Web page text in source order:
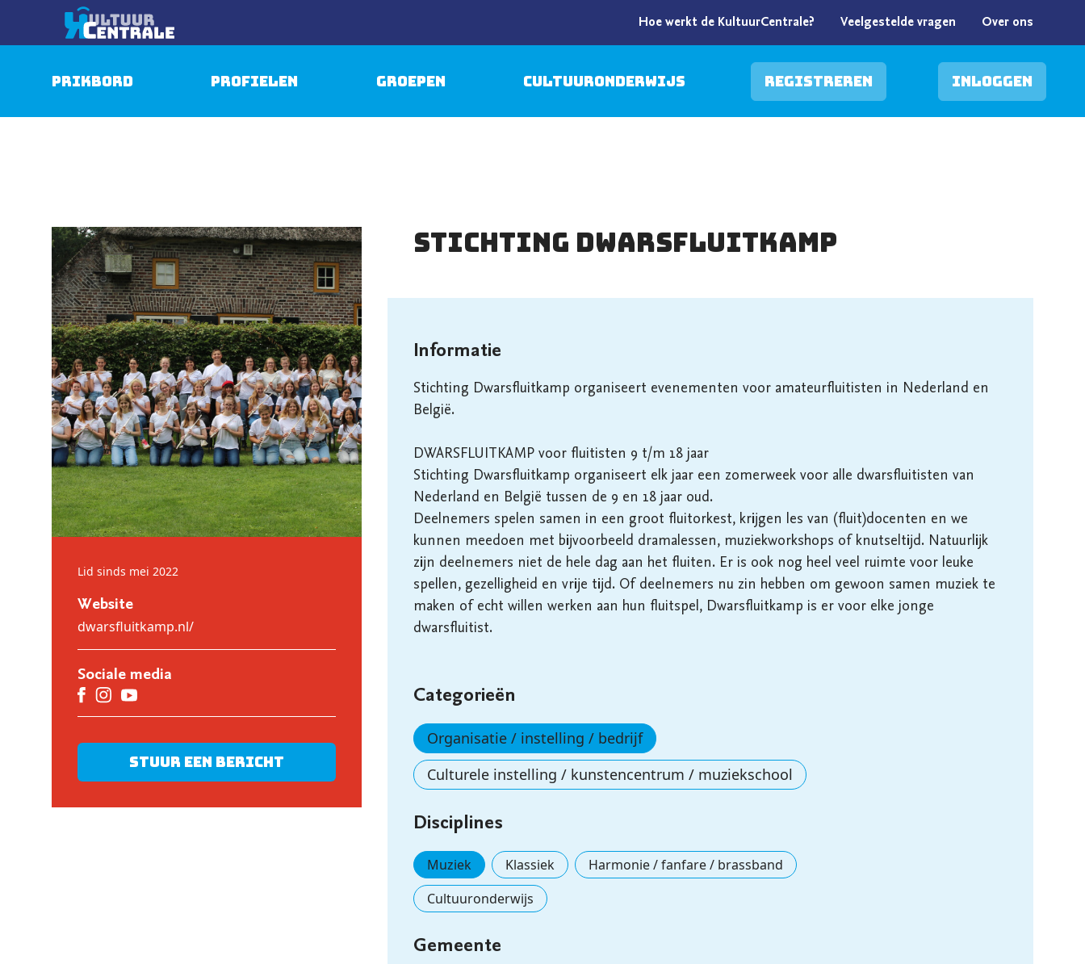
Hoe werkt de KultuurCentrale? Veelgestelde vragen Over ons
Prikbord Profielen Groepen Cultuuronderwijs Registreren Inloggen
Lid sinds mei 2022
Website
dwarsfluitkamp.nl/
Sociale media
Stuur een bericht
Stichting Dwarsfluitkamp
Informatie
Stichting Dwarsfluitkamp organiseert evenementen voor amateurfluitisten in Nederland en
België.
DWARSFLUITKAMP voor fluitisten 9 t/m 18 jaar
Stichting Dwarsfluitkamp organiseert elk jaar een zomerweek voor alle dwarsfluitisten van
Nederland en België tussen de 9 en 18 jaar oud.
Deelnemers spelen samen in een groot fluitorkest, krijgen les van (fluit)docenten en we
kunnen meedoen met bijvoorbeeld dramalessen, muziekworkshops of knutseltijd. Natuurlijk
zijn deelnemers niet de hele dag aan het fluiten. Er is ook nog heel veel ruimte voor leuke
spellen, gezelligheid en vrije tijd. Of deelnemers nu zin hebben om gewoon samen muziek te
maken of echt willen werken aan hun fluitspel, Dwarsfluitkamp is er voor elke jonge
dwarsfluitist.
Categorieën
Organisatie / instelling / bedrijf
Culturele instelling / kunstencentrum / muziekschool
Disciplines
Muziek Klassiek
Harmonie / fanfare / brassband
Cultuuronderwijs
Gemeente